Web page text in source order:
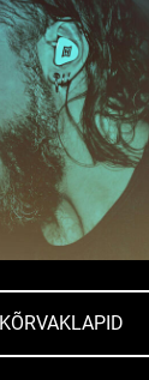
KÕRVAKLAPID